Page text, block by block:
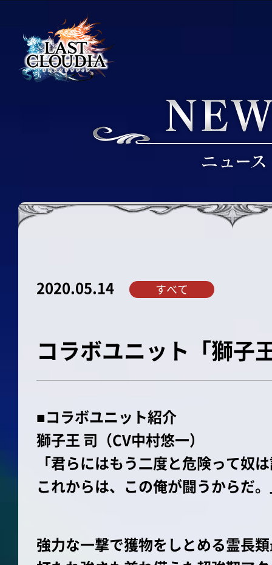
2020.05.14 すべて
コラボユニット「獅子
■コラボユニット紹介
獅子王 司（CV中村悠一）
「君らにはもう二度と危険って奴
これからは、この俺が闘うからだ
強力な一撃で獲物をしとめる霊長